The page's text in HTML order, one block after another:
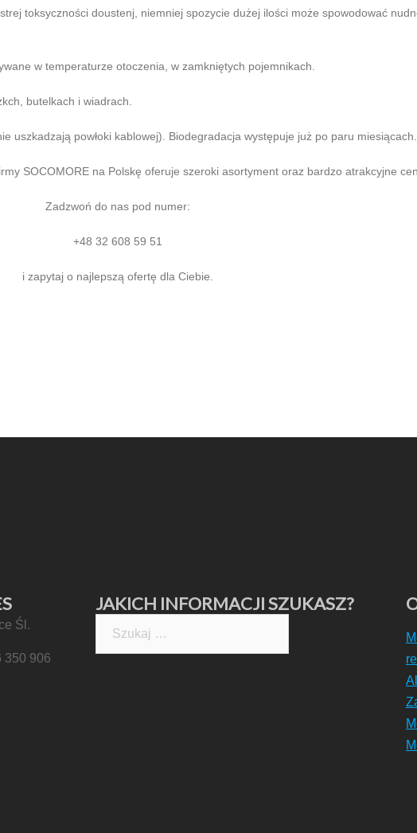
toksyczności doustenj, niemniej spozycie dużej ilości może spowodować
w temperaturze otoczenia, w zamkniętych pojemnikach.
butelkach i wiadrach.
uszkadzają powłoki kablowej). Biodegradacja występuje już po paru miesiącach.
SOCOMORE na Polskę oferuje szeroki asortyment oraz bardzo atrakcyjne
Zadzwoń do nas pod numer:
+48 32 608 59 51
i zapytaj o najlepszą ofertę dla Ciebie.
Śl.
350 906
JAKICH INFORMACJI SZUKASZ?